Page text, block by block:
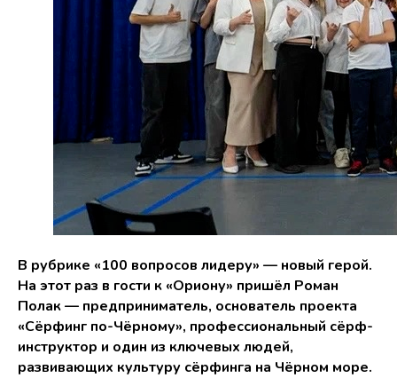
В рубрике «100 вопросов лидеру» — новый герой.
На этот раз в гости к «Ориону» пришёл Роман
Полак — предприниматель, основатель проекта
«Сёрфинг по-Чёрному», профессиональный сёрф-
инструктор и один из ключевых людей,
развивающих культуру сёрфинга на Чёрном море.